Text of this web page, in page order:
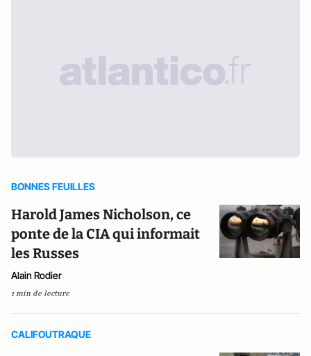
BONNES FEUILLES
Harold James Nicholson, ce
ponte de la CIA qui informait
les Russes
Alain Rodier
1 min de lecture
CALIFOUTRAQUE